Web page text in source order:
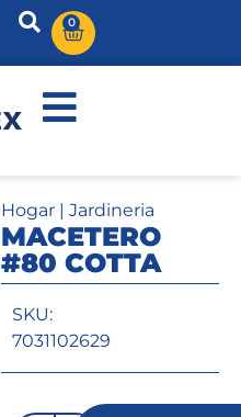
0
Hogar| Jardineria
MACETERO
#80 COTTA
SKU:
7031102629